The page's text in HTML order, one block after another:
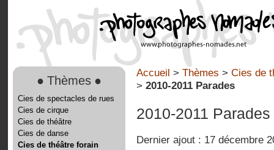
● Thèmes ●
Cies de spectacles de rues
Cies de cirque
Cies de théâtre
Cies de danse
Cies de théâtre forain
Accueil > Thèmes > Cies de
> 2010-2011 Parades
2010-2011 Parades
Dernier ajout : 17 décembre